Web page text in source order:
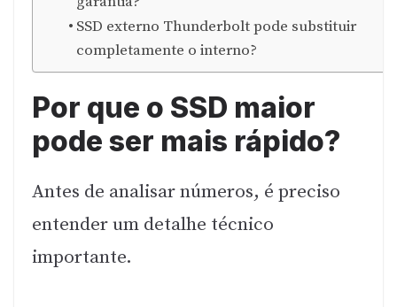
SSD externo Thunderbolt pode substituir
completamente o interno?
Por que o SSD maior
pode ser mais rápido?
Antes de analisar números, é preciso
entender um detalhe técnico
importante.